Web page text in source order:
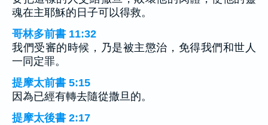
魂在主耶穌的日子可以得救。
哥林多前書 11:32
我們受審的時候，乃是被主懲治，免得我們和世人
一同定罪。
提摩太前書 5:15
因為已經有轉去隨從撒旦的。
提摩太後書 2:17